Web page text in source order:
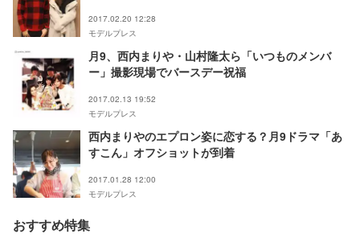
2017.02.20 12:28
モデルプレス
月9、西内まりや・山村隆太ら「いつものメンバ
ー」撮影現場でバースデー祝福
2017.02.13 19:52
モデルプレス
西内まりやのエプロン姿に恋する？月9ドラマ「あ
すこん」オフショットが到着
2017.01.28 12:00
モデルプレス
おすすめ特集